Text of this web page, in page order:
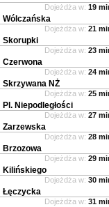
Dojeżdża w: 19
Wólczańska
Dojeżdża w: 21
Skorupki
Dojeżdża w: 23
Czerwona
Dojeżdża w: 24
Skrzywana NŻ
Dojeżdża w: 25
Pl. Niepodległości
Dojeżdża w: 27
Zarzewska
Dojeżdża w: 28
Brzozowa
Dojeżdża w: 29
Kilińskiego
Dojeżdża w: 30
Łęczycka
Dojeżdża w: 31